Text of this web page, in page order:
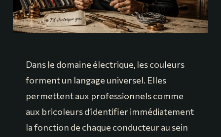
Dans le domaine électrique, les couleurs
forment un langage universel. Elles
permettent aux professionnels comme
aux bricoleurs d’identifier immédiatement
la fonction de chaque conducteur au sein